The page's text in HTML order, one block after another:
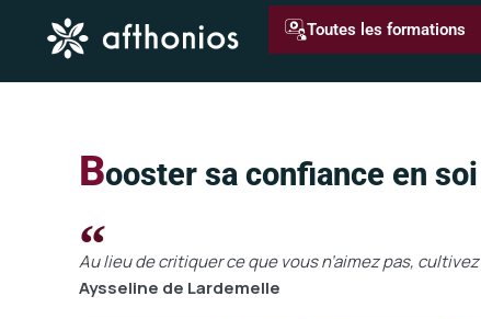
contenu
Toutes les formations
Booster sa confiance en
Au lieu de critiquer ce que vous n’aimez pas,
Aysseline de Lardemelle